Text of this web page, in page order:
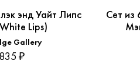
энд Уайт Липс
Lips)
Gallery
₽
Сет из